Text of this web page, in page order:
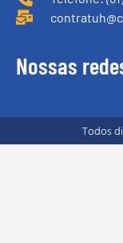
Nossas
Todos